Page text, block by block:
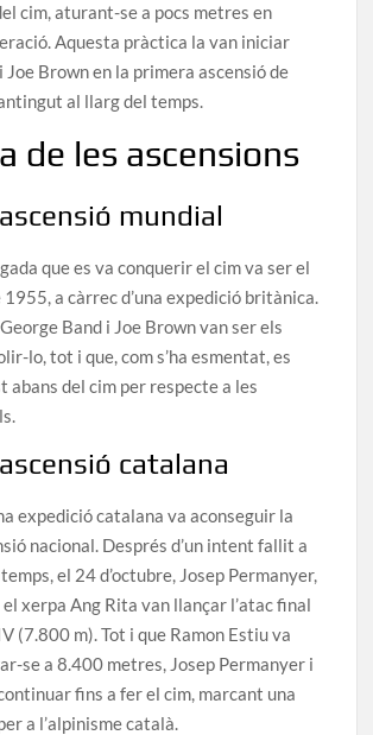
cim, aturant-se a pocs metres en
Aquesta pràctica la van iniciar
Joe Brown en la primera ascensió de
al llarg del temps.
de les ascensions
mundial
que es va conquerir el cim va ser el
a càrrec d’una expedició britànica.
Band i Joe Brown van ser els
lo, tot i que, com s’ha esmentat, es
abans del cim per respecte a les
catalana
expedició catalana va aconseguir la
nacional. Després d’un intent fallit a
el 24 d’octubre, Josep Permanyer,
xerpa Ang Rita van llançar l’atac final
(7.800 m). Tot i que Ramon Estiu va
se a 8.400 metres, Josep Permanyer i
fins a fer el cim, marcant una
a l’alpinisme català.